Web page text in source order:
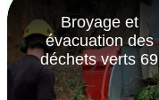
Broyage et
évacuation des
déchets verts 69